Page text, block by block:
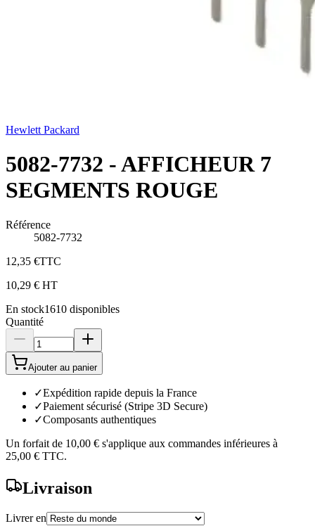
Hewlett Packard
5082-7732 - AFFICHEUR 7
SEGMENTS ROUGE
Référence
5082-7732
12,35 €TTC
10,29 € HT
En stock1610 disponibles
Quantité
Ajouter au panier
✓Expédition rapide depuis la France
✓Paiement sécurisé (Stripe 3D Secure)
✓Composants authentiques
Un forfait de 10,00 € s'applique aux commandes inférieures à
25,00 € TTC.
Livraison
Livrer en